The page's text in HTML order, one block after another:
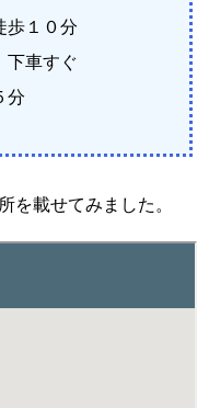
歩１０分
下車すぐ
分
を載せてみました。